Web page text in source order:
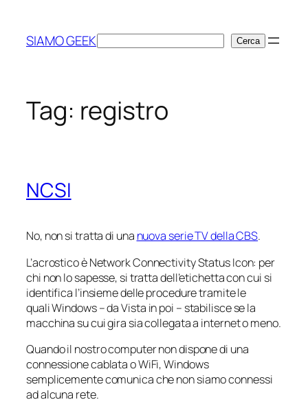
contenuto
SIAMO GEEKCerca Cerca
Tag: registro
NCSI
No, non si tratta di una nuova serie TV della CBS.
L’acrostico èNetwork Connectivity Status Icon: per
chi non lo sapesse, si tratta dell’etichetta con cui si
identifica l’insieme delle procedure tramite le
quali Windows – daVista in poi – stabilisce se la
macchina su cui gira sia collegata a internet o meno.
Quando il nostro computer non dispone di una
connessione cablata o WiFi, Windows
semplicemente comunica che non siamo connessi
ad alcuna rete.